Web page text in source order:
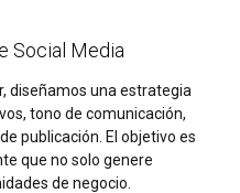
Social Media
diseñamos una estrategia
tono de comunicación,
publicación. El objetivo es
que no solo genere
de negocio.